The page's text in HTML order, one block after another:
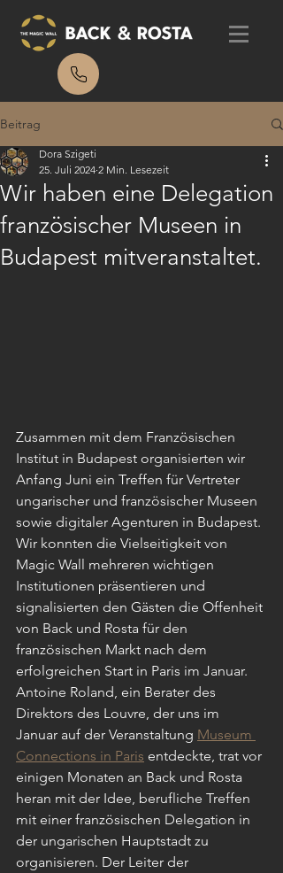
Beitrag
Wir haben eine Delegation
französischer Museen in
Budapest mitveranstaltet.
Dora Szigeti
25. Juli 2024 2 Min. Lesezeit
Zusammen mit dem Französischen
Institut in Budapest organisierten wir
Anfang Juni ein Treffen für Vertreter
ungarischer und französischer Museen
sowie digitaler Agenturen in Budapest.
Wir konnten die Vielseitigkeit von
Magic Wall mehreren wichtigen
Institutionen präsentieren und
signalisierten den Gästen die Offenheit
von Back und Rosta für den
französischen Markt nach dem
erfolgreichen Start in Paris im Januar.
Antoine Roland, ein Berater des
Direktors des Louvre, der uns im
Januar auf der Veranstaltung Museum
Connections in Paris entdeckte, trat vor
einigen Monaten an Back und Rosta
heran mit der Idee, berufliche Treffen
mit einer französischen Delegation in
der ungarischen Hauptstadt zu
organisieren. Der Leiter der